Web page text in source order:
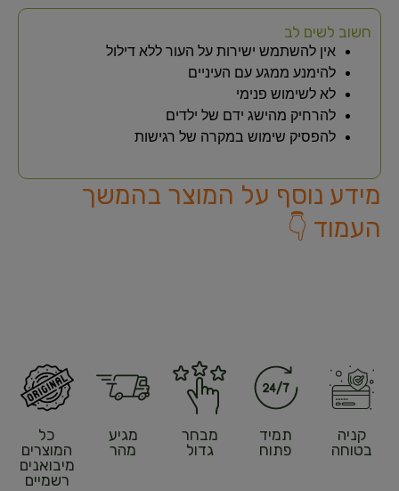
חשוב לשים לב
אין להשתמש ישירות על העור ללא דילול
להימנע ממגע עם העיניים
לא לשימוש פנימי
להרחיק מהישג ידם של ילדים
להפסיק שימוש במקרה של רגישות
מידע נוסף על המוצר בהמשך
העמוד 👇
קניה
בטוחה
תמיד
פתוח
מבחר
גדול
מגיע
מהר
כל
המוצרים
מיבואנים
רשמיים